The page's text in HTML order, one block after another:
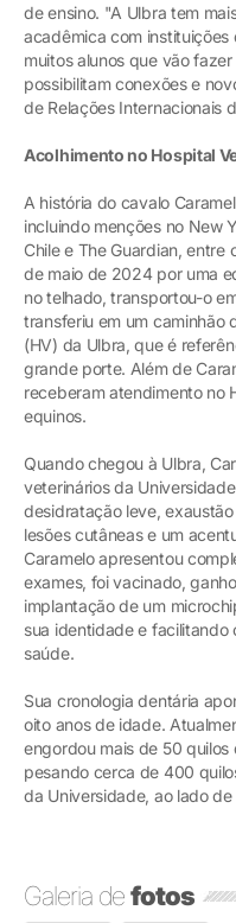
de ensino. "A Ulbra tem
acadêmica com instituições
muitos alunos que vão
possibilitam conexões e
de Relações Internacionais
Acolhimento no Hospital
A história do cavalo
incluindo menções no New
Chile e The Guardian,
de maio de 2024 por uma
no telhado, transportou-o
transferiu em um caminhão
(HV) da Ulbra, que é
grande porte. Além de
receberam atendimento no
equinos.
Quando chegou à Ulbra,
veterinários da
desidratação leve,
lesões cutâneas e um
Caramelo apresentou
exames, foi vacinado,
implantação de um
sua identidade e facilitando
saúde.
Sua cronologia dentária
oito anos de idade.
engordou mais de 50
pesando cerca de 400
da Universidade, ao lado
Galeria defotos